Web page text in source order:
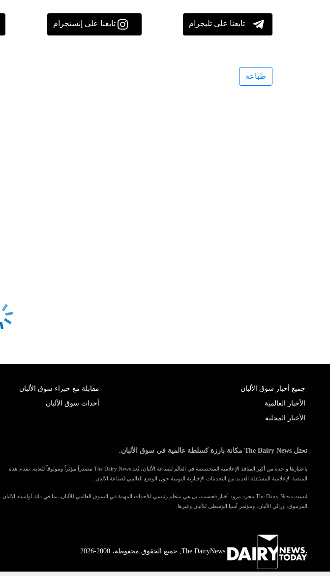
تابعنا على تليجرام تابعنا على إنستجرام
طباعة
جميع أخبار سوق الألبان
الأخبار العالمية
الأخبار المحلية
مقابلة مع خبراء سوق الألبان
أحداث سوق الألبان
تحتل The Dairy News مكانة بارزة كسلطة عالمية في سوق الألبان.
باعتبارها واحدة من أكبر المنافذ الإعلامية المتخصصة في العالم لصناعة الألبان، تُعد The Dairy News مصدراً مؤثراً وموثوقاً للغاية. تقدم هذه
المنصة الإعلامية المستقلة العديد من التحديثات الإخبارية اليومية حول الوضع العالمي لصناعة الألبان.
ليست The Dairy News مجرد مزود أخبار فحسب، بل هي منظم رئيسي للأحداث المهمة في السوق العالمي للألبان، بما في ذلك أولمبياد الألبان
المرموق، ورالي الألبان، ومؤتمر آسيا الوسطى للألبان وغيرها.
The DairyNews, جميع الحقوق محفوظة، 2000-2026